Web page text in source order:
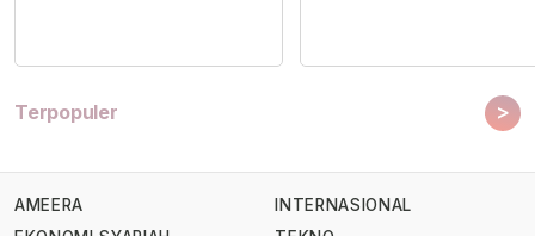
Terpopuler >
AMEERA
INTERNASIONAL